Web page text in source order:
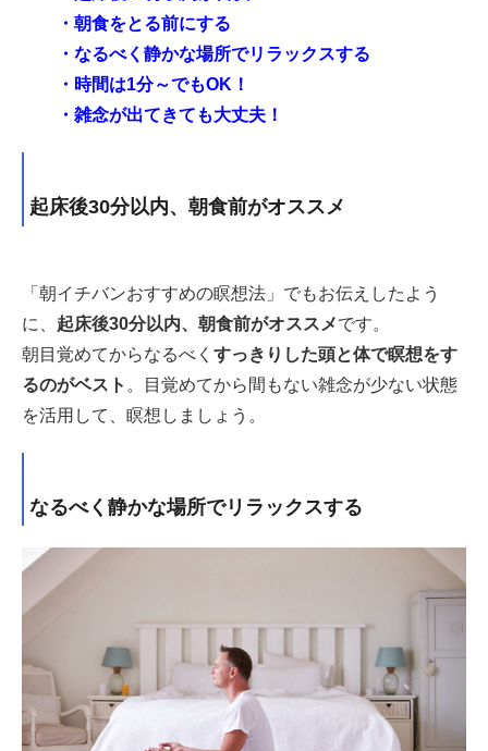
・朝食をとる前にする
・なるべく静かな場所でリラックスする
・時間は1分～でもOK！
・雑念が出てきても大丈夫！
起床後30分以内、朝食前がオススメ
「朝イチバンおすすめの瞑想法」でもお伝えしたよう
に、 起床後30分以内、朝食前がオススメです。
朝目覚めてからなるべく すっきりした頭と体で瞑想をす
るのがベスト 。目覚めてから間もない雑念が少ない状態
を活用して、瞑想しましょう。
なるべく静かな場所でリラックスする